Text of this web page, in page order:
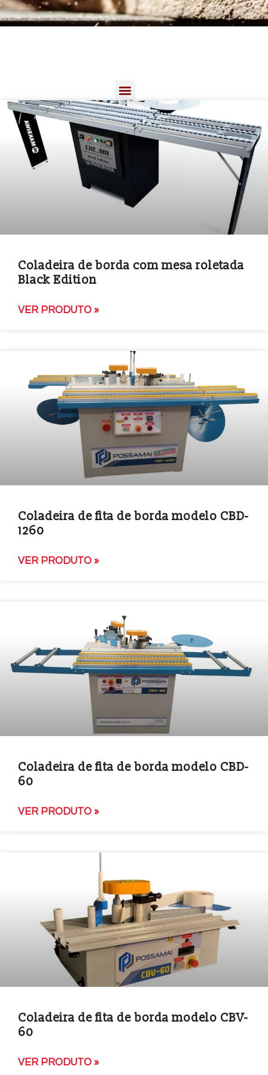
Coladeira de borda com mesa roletada
Black Edition
VER PRODUTO »
Coladeira de fita de borda modelo CBD-
1260
VER PRODUTO »
Coladeira de fita de borda modelo CBD-
60
VER PRODUTO »
Coladeira de fita de borda modelo CBV-
60
VER PRODUTO »